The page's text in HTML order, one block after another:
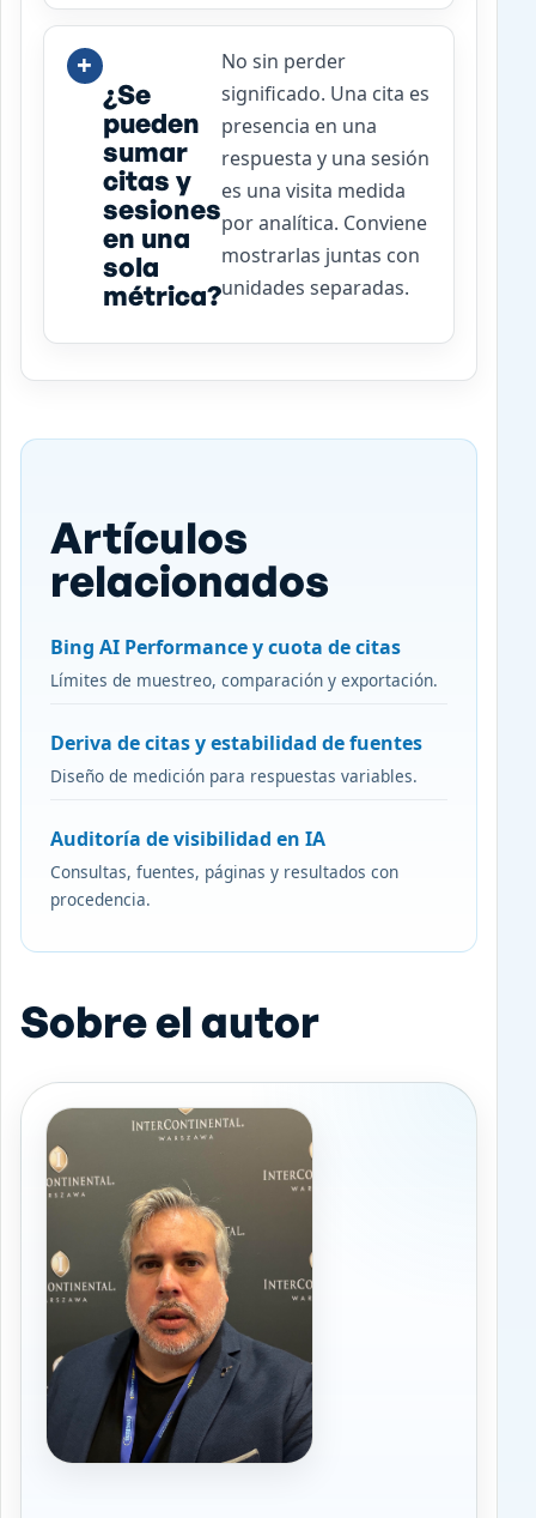
¿Se
pueden
sumar
citas y
sesiones
en una
sola
métrica?
No sin perder
significado. Una cita es
presencia en una
respuesta y una sesión
es una visita medida
por analítica. Conviene
mostrarlas juntas con
unidades separadas.
Artículos
relacionados
Bing AI Performance y cuota de citas
Límites de muestreo, comparación y exportación.
Deriva de citas y estabilidad de fuentes
Diseño de medición para respuestas variables.
Auditoría de visibilidad en IA
Consultas, fuentes, páginas y resultados con
procedencia.
Sobre el autor